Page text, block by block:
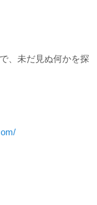
、未だ見ぬ何かを探